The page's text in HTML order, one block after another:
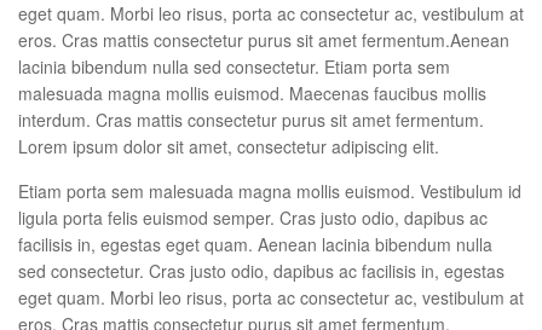
eget quam. Morbi leo risus, porta ac consectetur ac, vestibulum at
eros. Cras mattis consectetur purus sit amet fermentum.Aenean
lacinia bibendum nulla sed consectetur. Etiam porta sem
malesuada magna mollis euismod. Maecenas faucibus mollis
interdum. Cras mattis consectetur purus sit amet fermentum.
Lorem ipsum dolor sit amet, consectetur adipiscing elit.
Etiam porta sem malesuada magna mollis euismod. Vestibulum id
ligula porta felis euismod semper. Cras justo odio, dapibus ac
facilisis in, egestas eget quam. Aenean lacinia bibendum nulla
sed consectetur. Cras justo odio, dapibus ac facilisis in, egestas
eget quam. Morbi leo risus, porta ac consectetur ac, vestibulum at
eros. Cras mattis consectetur purus sit amet fermentum.